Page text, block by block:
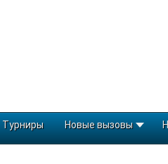
Турниры Новые вызовы